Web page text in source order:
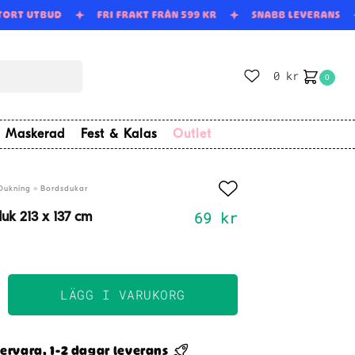
UTBUD FRI FRAKT FRÅN 599 KR SNABB LEVERANS
0 kr 0
Maskerad Fest & Kalas Outlet
» Bordsdukar
213 x 137 cm 69 kr
LÄGG I VARUKORG
1-2 dagar leverans